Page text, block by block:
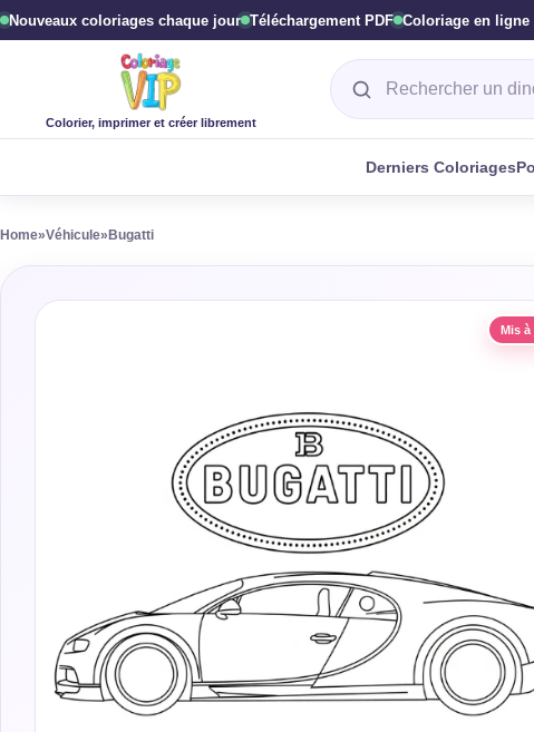
Nouveaux coloriages chaque jour Téléchargement PDF Coloriage en ligne
Colorier, imprimer et créer librement
Rechercher un coloriage
Derniers Coloriages
Home»Véhicule» Bugatti
Mis